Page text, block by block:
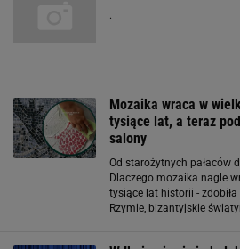
.
Mozaika wraca w
tysiące lat, a teraz
salony
Od starożytnych pałaców
Dlaczego mozaika nagle
tysiące lat historii -
Rzymie, bizantyjskie